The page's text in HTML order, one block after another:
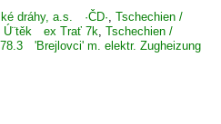
dráhy, a.s. ·ČD·, Tschechien /
ex Trať 7k, Tschechien /
'Brejlovci' m. elektr. Zugheizung